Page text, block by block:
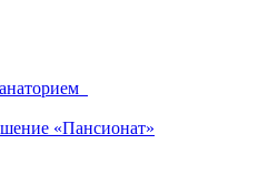
«Пансионат»